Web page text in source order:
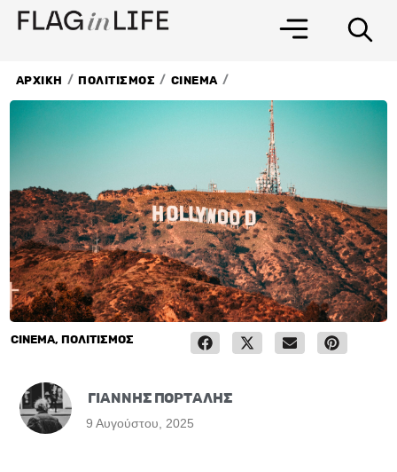
Μετάβαση
στο
ΑΡΧΙΚΗ / ΠΟΛΙΤΙΣΜΟΣ / CINEMA /
CINEMA, ΠΟΛΙΤΙΣΜΟΣ
ΓΙΑΝΝΗΣ ΠΟΡΤΑΛΗΣ
9 Αυγούστου, 2025